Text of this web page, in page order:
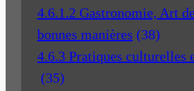
4.6.1.2 Gastronomie, Art
bonnes manières (38)
4.6.3 Pratiques culturelles
(35)